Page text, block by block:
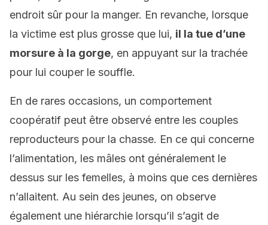
endroit sûr pour la manger. En revanche, lorsque
la victime est plus grosse que lui, il la tue d’une
morsure à la gorge, en appuyant sur la trachée
pour lui couper le souffle.
En de rares occasions, un comportement
coopératif peut être observé entre les couples
reproducteurs pour la chasse. En ce qui concerne
l’alimentation, les mâles ont généralement le
dessus sur les femelles, à moins que ces dernières
n’allaitent. Au sein des jeunes, on observe
également une hiérarchie lorsqu’il s’agit de